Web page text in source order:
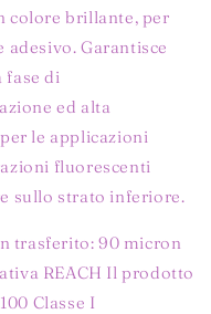
colore brillante, per
Garantisce
fase di
ed alta
le applicazioni
fluorescenti
sullo strato inferiore.
trasferito: 90 micron
REACH Il prodotto
Classe I